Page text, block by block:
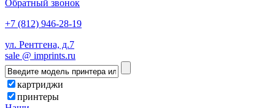
Обратный звонок
+7 (812) 946-28-19
ул. Рентгена, д.7
sale @ imprints.ru
картриджи
принтеры